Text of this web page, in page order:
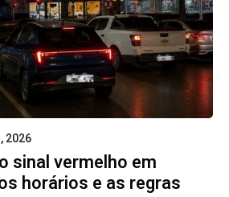
2026
sinal vermelho em
horários e as regras